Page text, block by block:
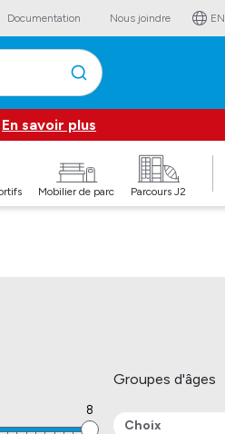
Documentation Nous joindre EN
En savoir plus
Mobilier de parc Parcours J2
8
Groupes d'âges
Choix